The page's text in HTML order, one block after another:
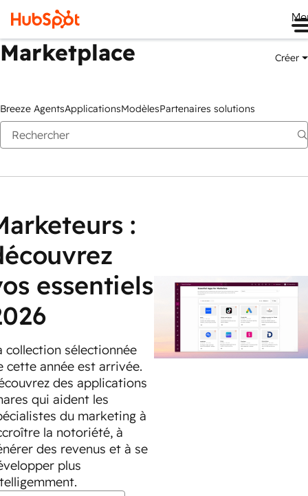
Marketplace Créer
Breeze AgentsApplicationsModèlesPartenaires solutions
:
essentiels
collection sélectionnée
cette année est arrivée.
des applications
qui aident les
du marketing à
la notoriété, à
des revenus et à se
plus